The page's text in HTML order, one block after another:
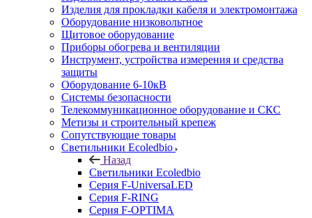
Изделия для прокладки кабеля и электромонтажа
Оборудование низковольтное
Щитовое оборудование
Приборы обогрева и вентиляции
Инструмент, устройства измерения и средства
защиты
Оборудование 6-10кВ
Системы безопасности
Телекоммуникационное оборудование и СКС
Метизы и строительный крепеж
Сопутствующие товары
Светильники Ecoledbio
Назад
Светильники Ecoledbio
Серия F-UniversaLED
Серия F-RING
Серия F-OPTIMA